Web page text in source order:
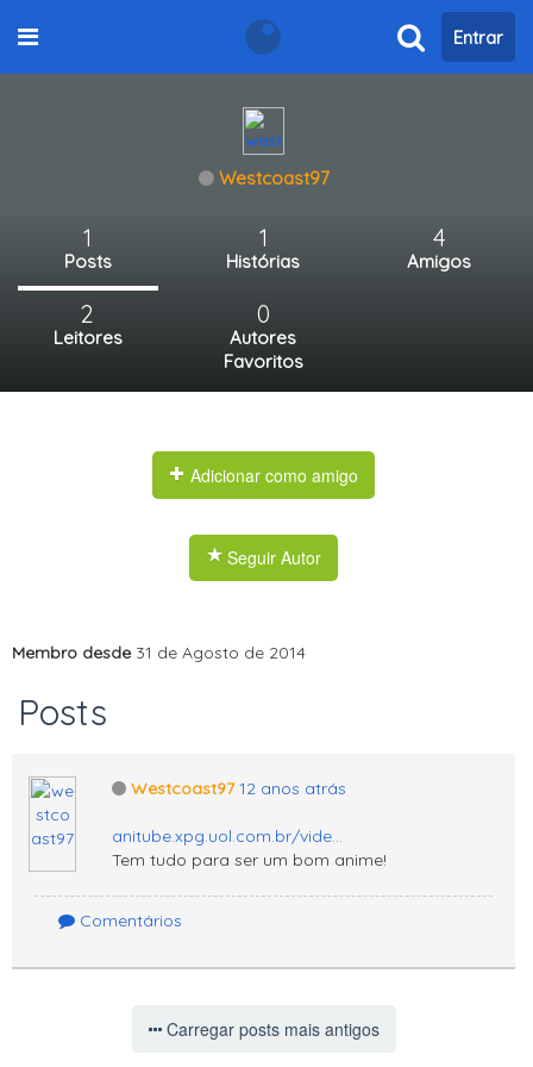
Entrar
Westcoast97
1
Posts
1
Histórias
4
Amigos
2
Leitores
0
Autores
Favoritos
Posts
Westcoast97 12 anos atrás
anitube.xpg.uol.com.br/vide...
Tem tudo para ser um bom anime!
Comentários
Carregar posts mais antigos
Adicionar como amigo
Seguir Autor
Membro desde 31 de Agosto de 2014